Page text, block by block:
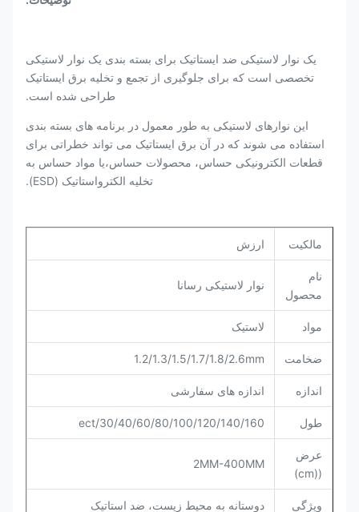
یک نوار لاستیکی ضد ایستاتیک برای بسته بندی یک نوار لاستیکی
تخصصی است که برای جلوگیری از تجمع و تخلیه برق ایستاتیک
طراحی شده است.
این نوارهای لاستیکی به طور معمول در برنامه های بسته بندی
استفاده می شوند که در آن برق ایستاتیک می تواند خطراتی برای
قطعات الکترونیکی حساس، محصولات حساس،یا مواد حساس به
تخلیه الکترواستاتیک (ESD).
مالکیت ارزش
نام
محصول
نوار لاستیکی رسانا
مواد لاستیک
ضخامت 1.2/1.3/1.5/1.7/1.8/2.6mm
اندازه اندازه های سفارشی
طول 30/40/60/80/100/120/140/160/ect
عرض
((cm)
2MM-400MM
ویژگی دوستانه به محیط زیست، ضد استاتیک